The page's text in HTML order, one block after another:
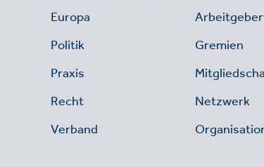
Europa
Politik
Praxis
Recht
Verband
Gremien
Netzwerk